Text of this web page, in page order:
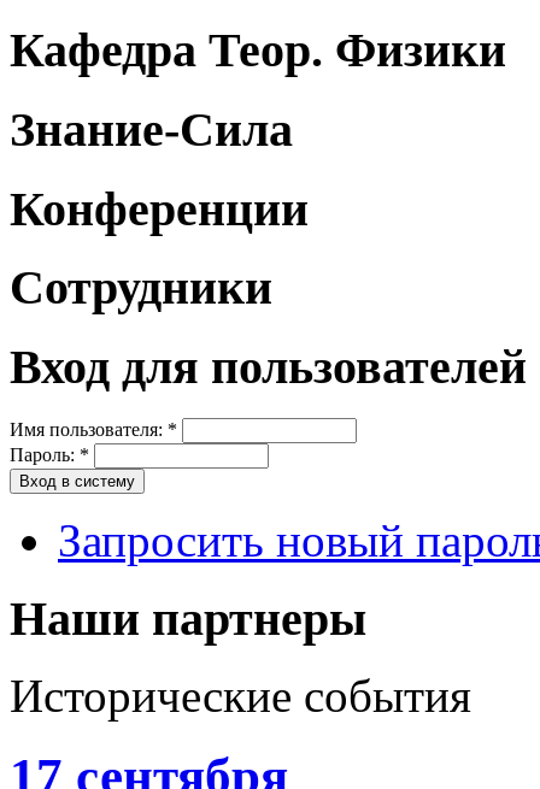
Кафедра Теор. Физики
Знание-Сила
Конференции
Сотрудники
Вход для пользователей
Имя пользователя: *
Пароль: *
Запросить новый
Наши партнеры
Исторические события
17 сентября